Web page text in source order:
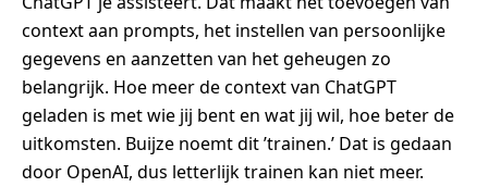
context aan prompts, het instellen van persoonlijke
gegevens en aanzetten van het geheugen zo
belangrijk. Hoe meer de context van ChatGPT
geladen is met wie jij bent en wat jij wil, hoe beter de
uitkomsten. Buijze noemt dit ’trainen.’ Dat is gedaan
door OpenAI, dus letterlijk trainen kan niet meer.